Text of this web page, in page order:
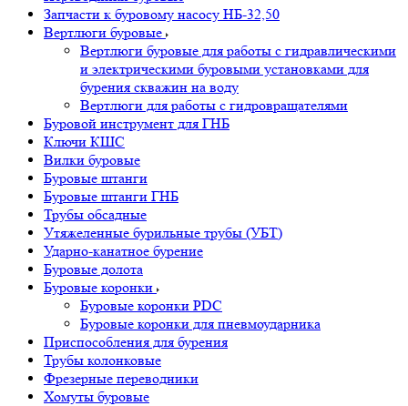
Запчасти к буровому насосу НБ-32,50
Вертлюги буровые
Вертлюги буровые для работы с гидравлическими
и электрическими буровыми установками для
бурения скважин на воду
Вертлюги для работы с гидровращателями
Буровой инструмент для ГНБ
Ключи КШС
Вилки буровые
Буровые штанги
Буровые штанги ГНБ
Трубы обсадные
Утяжеленные бурильные трубы (УБТ)
Ударно-канатное бурение
Буровые долота
Буровые коронки
Буровые коронки PDC
Буровые коронки для пневмоударника
Приспособления для бурения
Трубы колонковые
Фрезерные переводники
Хомуты буровые